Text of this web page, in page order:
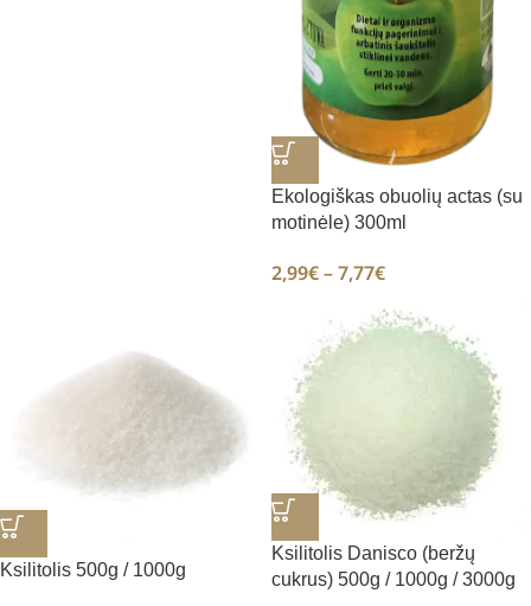
Ekologiškas obuolių actas (su
motinėle) 300ml
2,99€–7,77€
Ksilitolis 500g / 1000g
Ksilitolis Danisco (beržų
cukrus) 500g / 1000g / 3000g